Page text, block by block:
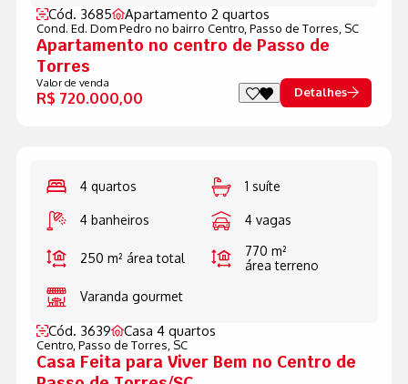
Cód. 3685 Apartamento 2 quartos
Cond. Ed. Dom Pedro no bairro Centro, Passo de Torres, SC
Apartamento no centro de Passo de
Torres
Valor de venda
R$ 720.000,00 Detalhes
4 quartos 1 suíte
4 banheiros 4 vagas
250 m² área total
770 m²
área terreno
Varanda gourmet
Cód. 3639 Casa 4 quartos
Centro, Passo de Torres, SC
Casa Feita para Viver Bem no Centro de